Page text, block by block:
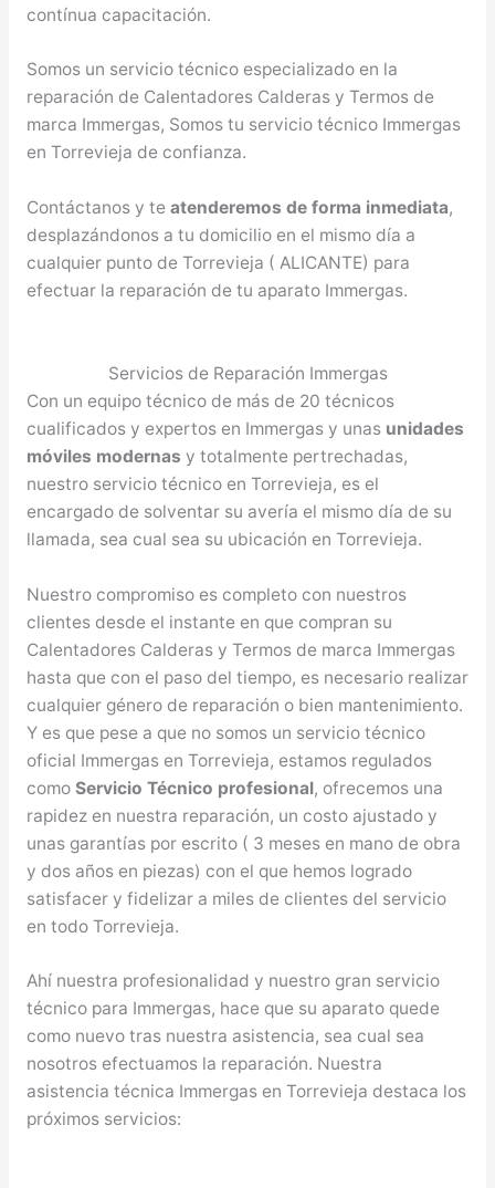
contínua capacitación.
Somos un servicio técnico especializado en la
reparación de Calentadores Calderas y Termos de
marca Immergas, Somos tu servicio técnico Immergas
en Torrevieja de confianza.
Contáctanos y te atenderemos de forma inmediata,
desplazándonos a tu domicilio en el mismo día a
cualquier punto de Torrevieja ( ALICANTE) para
efectuar la reparación de tu aparato Immergas.
Servicios de Reparación Immergas
Con un equipo técnico de más de 20 técnicos
cualificados y expertos en Immergas y unas unidades
móviles modernas y totalmente pertrechadas,
nuestro servicio técnico en Torrevieja, es el
encargado de solventar su avería el mismo día de su
llamada, sea cual sea su ubicación en Torrevieja.
Nuestro compromiso es completo con nuestros
clientes desde el instante en que compran su
Calentadores Calderas y Termos de marca Immergas
hasta que con el paso del tiempo, es necesario realizar
cualquier género de reparación o bien mantenimiento.
Y es que pese a que no somos un servicio técnico
oficial Immergas en Torrevieja, estamos regulados
como Servicio Técnico profesional, ofrecemos una
rapidez en nuestra reparación, un costo ajustado y
unas garantías por escrito ( 3 meses en mano de obra
y dos años en piezas) con el que hemos logrado
satisfacer y fidelizar a miles de clientes del servicio
en todo Torrevieja.
Ahí nuestra profesionalidad y nuestro gran servicio
técnico para Immergas, hace que su aparato quede
como nuevo tras nuestra asistencia, sea cual sea
nosotros efectuamos la reparación. Nuestra
asistencia técnica Immergas en Torrevieja destaca los
próximos servicios: